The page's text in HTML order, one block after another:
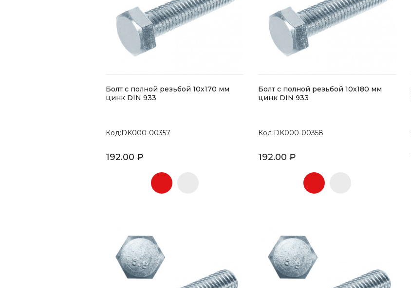
Болт с полной резьбой 10х170 мм
цинк DIN 933
Код:DK000-00357
192.00 ₽
Болт с полной резьбой 10х180 мм
цинк DIN 933
Код:DK000-00358
192.00 ₽